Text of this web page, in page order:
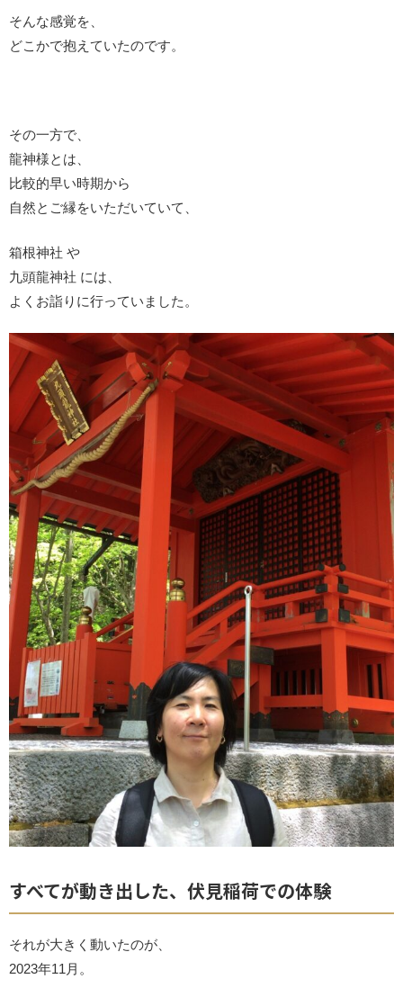
そんな感覚を、
どこかで抱えていたのです。
その一方で、
龍神様とは、
比較的早い時期から
自然とご縁をいただいていて、
箱根神社 や
九頭龍神社 には、
よくお詣りに行っていました。
すべてが動き出した、伏見稲荷での体験
それが大きく動いたのが、
2023年11月。